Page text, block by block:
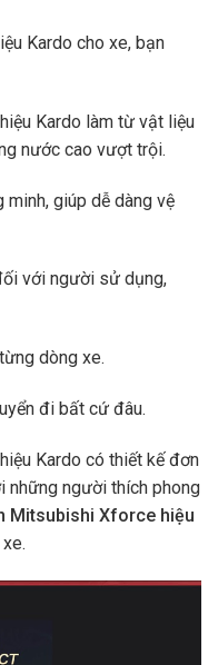
Kardo cho xe, bạn
Kardo làm từ vật liệu
nước cao vượt trội.
minh, giúp dễ dàng vệ
với người sử dụng,
dòng xe.
đi bất cứ đâu.
Kardo có thiết kế đơn
những người thích phong
Mitsubishi Xforce hiệu